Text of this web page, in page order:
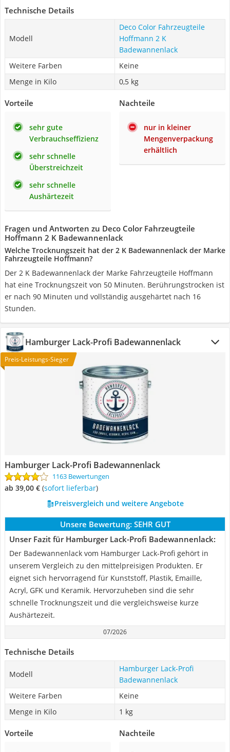
Technische Details
Modell
Deco Color Fahrzeugteile
Hoffmann 2 K
Badewannenlack
Weitere Farben
Keine
Menge in Kilo
0,5 kg
Vorteile
sehr gute
Verbrauchseffizienz
sehr schnelle
Überstreichzeit
sehr schnelle
Aushärtezeit
Nachteile
nur in kleiner
Mengenverpackung
erhältlich
Fragen und Antworten zu Deco Color Fahrzeugteile
Hoffmann 2 K Badewannenlack
Welche Trocknungszeit hat der 2 K Badewannenlack der Marke
Fahrzeugteile Hoffmann?
Der 2 K Badewannenlack der Marke Fahrzeugteile Hoffmann
hat eine Trocknungszeit von 50 Minuten. Berührungstrocken ist
er nach 90 Minuten und vollständig ausgehärtet nach 16
Stunden.
Hamburger Lack-Profi Badewannenlack
Preis-Leistungs-Sieger
Hamburger Lack-Profi Badewannenlack
1163 Bewertungen
ab 39,00 € ( Sofort lieferbar)
Preisvergleich und weitere Angebote
Unsere Bewertung: SEHR GUT
Unser Fazit für Hamburger Lack-Profi Badewannenlack:
Der Badewannenlack vom Hamburger Lack-Profi gehört in
unserem Vergleich zu den mittelpreisigen Produkten. Er
eignet sich hervorragend für Kunststoff, Plastik, Emaille,
Acryl, GFK und Keramik. Hervorzuheben sind die sehr
schnelle Trocknungszeit und die vergleichsweise kurze
Aushärtezeit.
07/2026
Technische Details
Modell
Hamburger Lack-Profi
Badewannenlack
Weitere Farben
Keine
Menge in Kilo
1 kg
Vorteile Nachteile